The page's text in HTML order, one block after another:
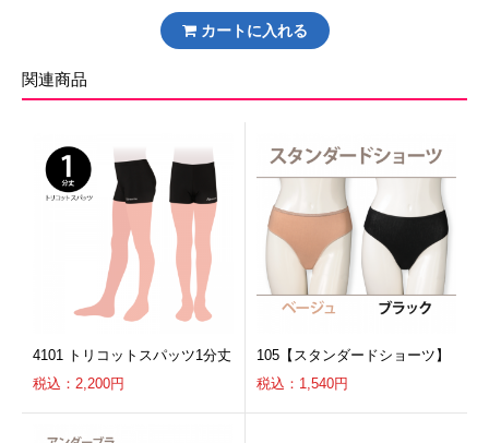
カートに入れる
関連商品
4101 トリコットスパッツ1分丈
税込：2,200円
105【スタンダードショーツ】
税込：1,540円